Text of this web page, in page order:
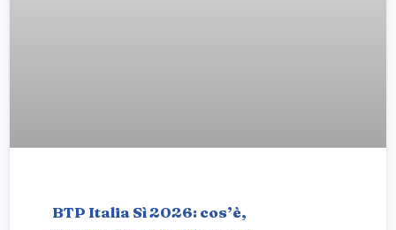
BTP Italia Sì 2026: cos’è,